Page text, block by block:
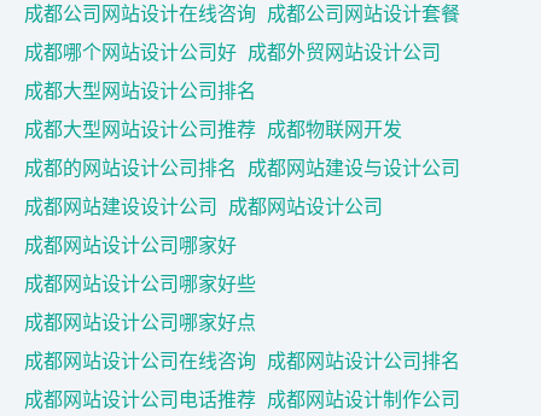
成都公司网站设计在线咨询 成都公司网站设计套餐
成都哪个网站设计公司好 成都外贸网站设计公司
成都大型网站设计公司排名
成都大型网站设计公司推荐 成都物联网开发
成都的网站设计公司排名 成都网站建设与设计公司
成都网站建设设计公司 成都网站设计公司
成都网站设计公司哪家好
成都网站设计公司哪家好些
成都网站设计公司哪家好点
成都网站设计公司在线咨询 成都网站设计公司排名
成都网站设计公司电话推荐 成都网站设计制作公司